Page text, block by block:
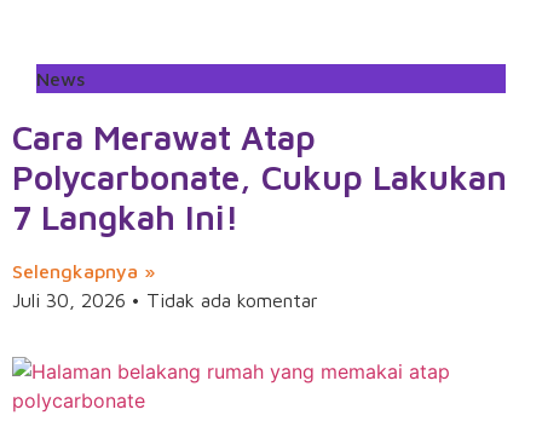
News
Cara Merawat Atap
Polycarbonate, Cukup Lakukan
7 Langkah Ini!
Selengkapnya »
Juli 30, 2026
Tidak ada komentar